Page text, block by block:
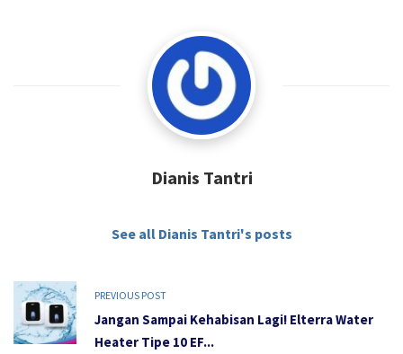
Dianis Tantri
See all Dianis Tantri's posts
PREVIOUS POST
Jangan Sampai Kehabisan Lagi! Elterra Water
Heater Tipe 10 EF...